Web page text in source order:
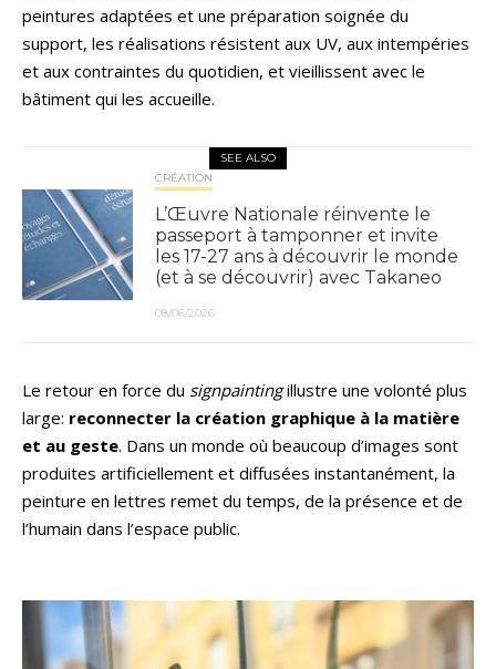
peintures adaptées et une préparation soignée du
support, les réalisations résistent aux UV, aux intempéries
et aux contraintes du quotidien, et vieillissent avec le
bâtiment qui les accueille.
SEE ALSO
CRÉATION
L’Œuvre Nationale réinvente le
passeport à tamponner et invite
les 17-27 ans à découvrir le monde
(et à se découvrir) avec Takaneo
08/06/2026
Le retour en force du signpaintingillustre une volonté plus
large: reconnecter la création graphique à la matière
et au geste. Dans un monde où beaucoup d’images sont
produites artificiellement et diffusées instantanément, la
peinture en lettres remet du temps, de la présence et de
l’humain dans l’espace public.